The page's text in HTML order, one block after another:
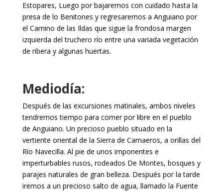
Estopares, Luego por bajaremos con cuidado hasta la
presa de lo Benitones y regresaremos a Anguiano por
el Camino de las Ildas que sigue la frondosa margen
izquierda del truchero río entre una variada vegetación
de ribera y algunas huertas.
Mediodía:
Después de las excursiones matinales, ambos niveles
tendremos tiempo para comer por libre en el pueblo
de Anguiano. Un precioso pueblo situado en la
vertiente oriental de la Sierra de Camaeros, a orillas del
Río Navecilla. Al pie de unos imponentes e
imperturbables rusos, rodeados De Montes, bosques y
parajes naturales de gran belleza. Después por la tarde
iremos a un precioso salto de agua, llamado la Fuente